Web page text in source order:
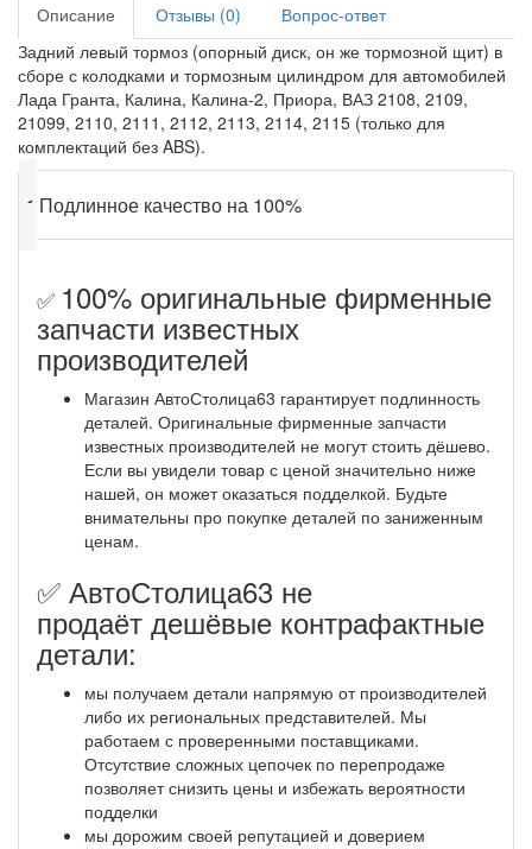
Описание Отзывы (0)
Вопрос-ответ
Задний левый тормоз (опорный диск, он же тормозной щит) в
сборе с колодками и тормозным цилиндром для автомобилей
Лада Гранта, Калина, Калина-2, Приора, ВАЗ 2108, 2109,
21099, 2110, 2111, 2112, 2113, 2114, 2115 (только для
комплектаций без ABS).
✔ Подлинное качество на 100%
✅ 100% оригинальные фирменные
запчасти известных
производителей
Магазин АвтоСтолица63 гарантирует подлинность
деталей. Оригинальные фирменные запчасти
известных производителей не могут стоить дёшево.
Если вы увидели товар с ценой значительно ниже
нашей, он может оказаться подделкой. Будьте
внимательны про покупке деталей по заниженным
ценам.
✅ АвтоСтолица63 не
продаёт дешёвые контрафактные
детали:
мы получаем детали напрямую от производителей
либо их региональных представителей. Мы
работаем с проверенными поставщиками.
Отсутствие сложных цепочек по перепродаже
позволяет снизить цены и избежать вероятности
подделки
мы дорожим своей репутацией и доверием